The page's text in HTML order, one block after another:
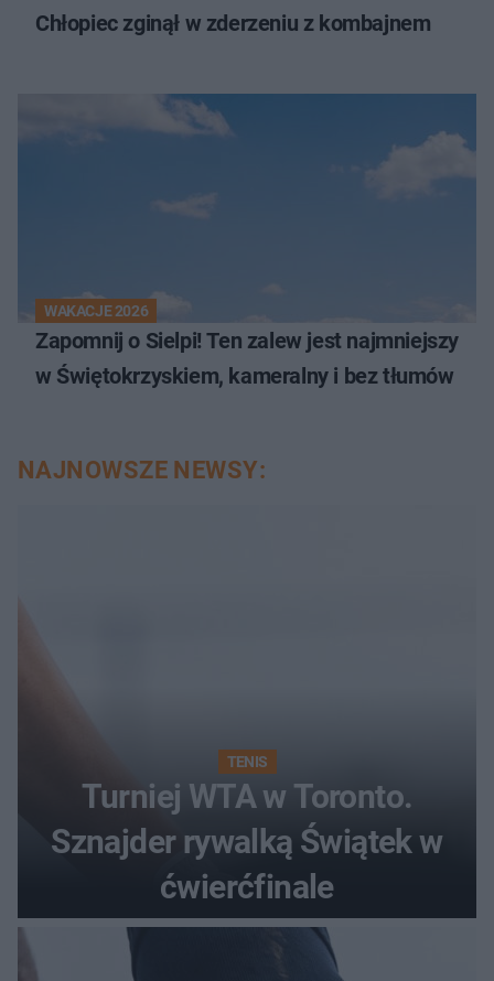
Chłopiec zginął w zderzeniu z kombajnem
WAKACJE 2026
Zapomnij o Sielpi! Ten zalew jest najmniejszy
w Świętokrzyskiem, kameralny i bez tłumów
NAJNOWSZE NEWSY:
TENIS
Turniej WTA w Toronto.
Sznajder rywalką Świątek w
ćwierćfinale